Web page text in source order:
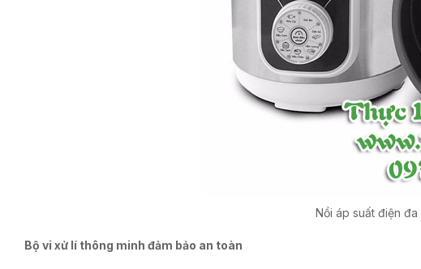
Nồi áp suất điện
Bộ vi xử lí thông minh đảm bảo an toàn